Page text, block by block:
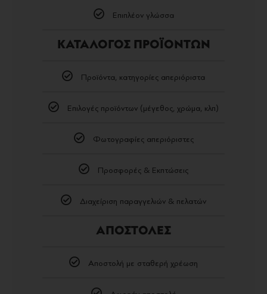
Επιπλέον γλώσσα
ΚΑΤΑΛΟΓΟΣ ΠΡΟΪΟΝΤΩΝ
Προϊόντα, κατηγορίες απεριόριστα
Επιλογές προϊόντων (μέγεθος, χρώμα, κλπ)
Φωτογραφίες απεριόριστες
Προσφορές & Εκπτώσεις
Διαχείριση παραγγελιών & πελατών
ΑΠΟΣΤΟΛΕΣ
Αποστολή με σταθερή χρέωση